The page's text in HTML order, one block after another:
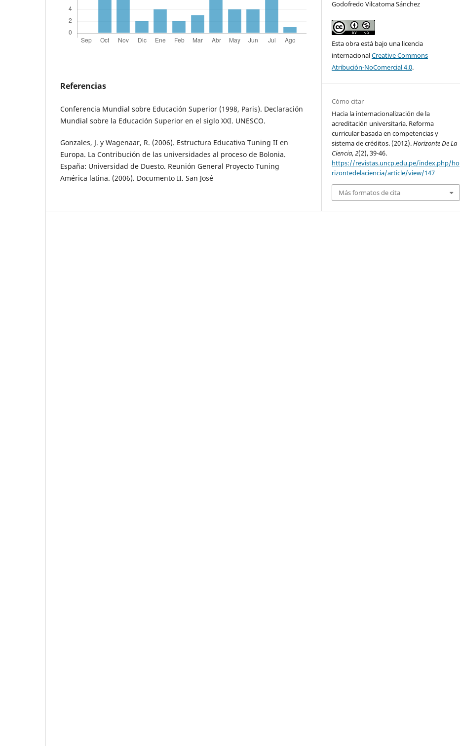
Referencias
Conferencia Mundial sobre Educación Superior (1998, Paris). Declaración
Mundial sobre la Educación Superior en el siglo XXI. UNESCO.
Gonzales, J. y Wagenaar, R. (2006). Estructura Educativa Tuning II en
Europa. La Contribución de las universidades al proceso de Bolonia.
España: Universidad de Duesto. Reunión General Proyecto Tuning
América latina. (2006). Documento II. San José
Godofredo Vilcatoma Sánchez
Esta obra está bajo una licencia
internacionalCreative Commons
Atribución-NoComercial 4.0.
Cómo citar
Hacia la internacionalización de la
acreditación universitaria. Reforma
curricular basada en competencias y
sistema de créditos. (2012).Horizonte De La
Ciencia,2(2), 39-46.
https://revistas.uncp.edu.pe/index.php/ho
rizontedelaciencia/article/view/147
Más formatos de cita